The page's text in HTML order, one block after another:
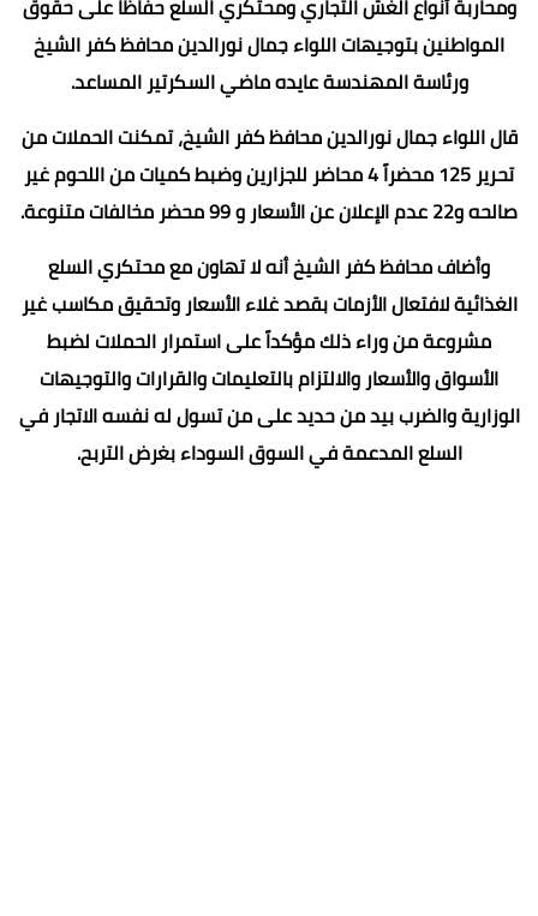
المواطنين بتوجيهات اللواء جمال نورالدين محافظ كفر الشيخ
ورئاسة المهندسة عايده ماضي السكرتير المساعد.
قال اللواء جمال نورالدين محافظ كفر الشيخ، تمكنت الحملات من
تحرير 125 محضراً 4 محاضر للجزارين وضبط كميات من اللحوم غير
صالحه و22 عدم الإعلان عن الأسعار و 99 محضر مخالفات متنوعة.
وأضاف محافظ كفر الشيخ أنه لا تهاون مع محتكري السلع
الغذائية لافتعال الأزمات بقصد غلاء الأسعار وتحقيق مكاسب غير
مشروعة من وراء ذلك مؤكداً على استمرار الحملات لضبط
الأسواق والأسعار والالتزام بالتعليمات والقرارات والتوجيهات
الوزارية والضرب بيد من حديد على من تسول له نفسه الاتجار في
السلع المدعمة في السوق السوداء بغرض التربح.